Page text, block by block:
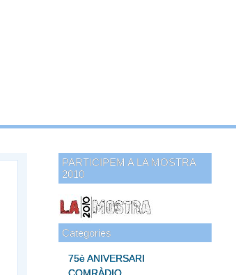
PARTICIPEM A LA MOSTRA
2010
Categories
75è ANIVERSARI